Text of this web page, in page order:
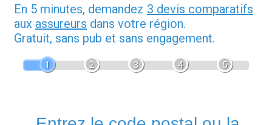
En 5 minutes, demandez 3 devis comparatifs
aux assureurs dans votre région.
Gratuit, sans pub et sans engagement.
1 2 3 4 5